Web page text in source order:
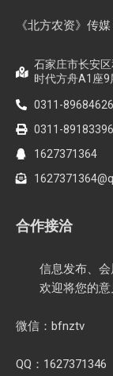
《北方农资》传媒
石家庄市长安
时代方舟A1座9
0311-89684626
0311-89183396
1627371364
合作接洽
信息发布、会展
欢迎将您的意
微信：bfnztv
QQ：1627371346